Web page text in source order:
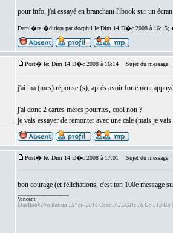
pour info, j'ai essayé en branchant l'ibook sur un
Derni�re �dition par docphil le Dim 14 D�c 2008 à
Post� le: Dim 14 D�c 2008 à 16:14 Sujet du message:
j'ai ma (mes) réponse (s), après avoir fortement
j'ai donc 2 cartes mères pourries, cool non ?
je vais essayer de remonter avec une cale (mais je
Post� le: Dim 14 D�c 2008 à 17:01 Sujet du message:
bon courage (et félicitations, c'est ton 100e message
Vincent
MacBook Pro Retina 15" mi-2014 Core i7 2,5GHz 16 Go 512 Go